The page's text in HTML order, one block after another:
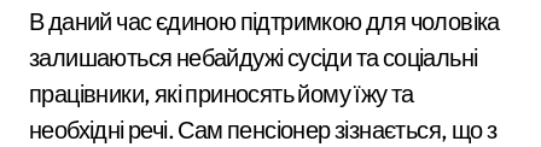
В даний час єдиною підтримкою для чоловіка
залишаються небайдужі сусіди та соціальні
працівники, які приносять йому їжу та
необхідні речі. Сам пенсіонер зізнається, що з